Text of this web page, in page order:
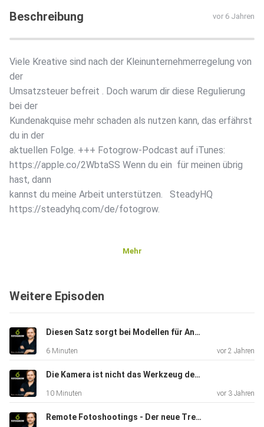
Beschreibung vor 6 Jahren
Viele Kreative sind nach der Kleinunternehmerregelung von
der
Umsatzsteuer befreit . Doch warum dir diese Regulierung
bei der
Kundenakquise mehr schaden als nutzen kann, das erfährst
du in der
aktuellen Folge. +++ Fotogrow-Podcast auf iTunes:
https://apple.co/2WbtaSS Wenn du ein ️ für meinen übrig
hast, dann
kannst du meine Arbeit unterstützen. SteadyHQ
https://steadyhq.com/de/fotogrow.
Mehr
Weitere Episoden
Diesen Satz sorgt bei Modellen für Anspannung
6 Minuten vor 2 Jahren
Die Kamera ist nicht das Werkzeug des Fotografen
10 Minuten vor 3 Jahren
Remote Fotoshootings - Der neue Trend?